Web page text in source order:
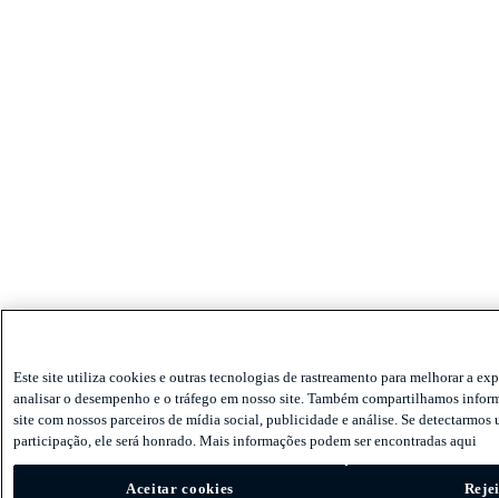
Este site utiliza cookies e outras tecnologias de rastreamento para melhorar a
analisar o desempenho e o tráfego em nosso site. Também compartilhamos
site com nossos parceiros de mídia social, publicidade e análise. Se detectarmos
participação, ele será honrado. Mais informações podem ser encontradas aqui
Aceitar cookies